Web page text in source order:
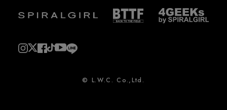
© L.W.C. Co.,Ltd.